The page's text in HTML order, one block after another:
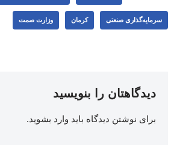
سرمایه‌گذاری صنعتی کرمان وزارت صمت
دیدگاهتان را بنویسید
برای نوشتن دیدگاه باید وارد بشوید.